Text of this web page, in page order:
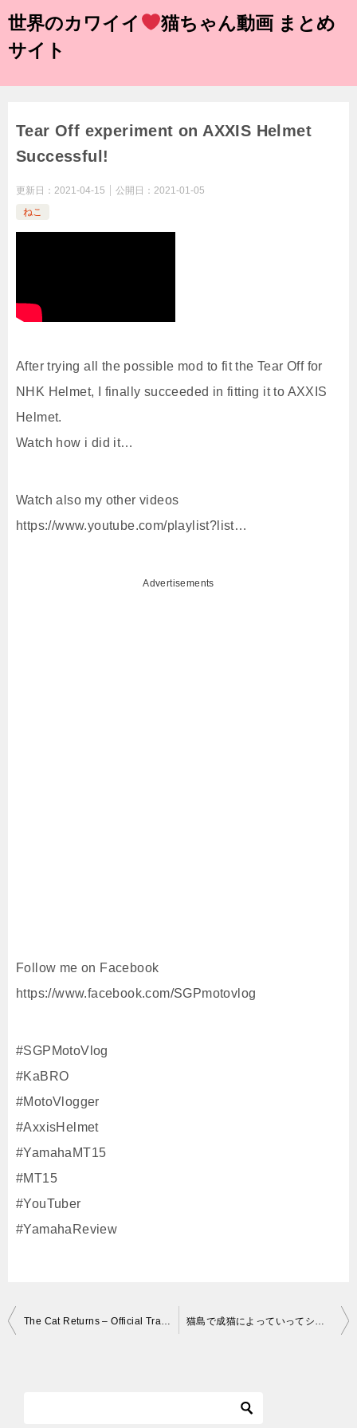
世界のカワイイ
猫ちゃん動画 まとめ
サイト
Tear Off experiment on AXXIS Helmet
Successful!
更新日： 2021-04-15 公開日： 2021-01-05
ねこ
After trying all the possible mod to fit the Tear Off for
NHK Helmet, I finally succeeded in fitting it to AXXIS
Helmet.
Watch how i did it…
Watch also my other videos
https://www.youtube.com/playlist?list…
Advertisements
Follow me on Facebook
https://www.facebook.com/SGPmotovlog
#SGPMotoVlog
#KaBRO
#MotoVlogger
#AxxisHelmet
#YamahaMT15
#MT15
#YouTuber
#YamahaReview
投
The Cat Returns – Official Trailer 猫島で成猫によっていってシャー！されるかわいそうな子猫 野良猫